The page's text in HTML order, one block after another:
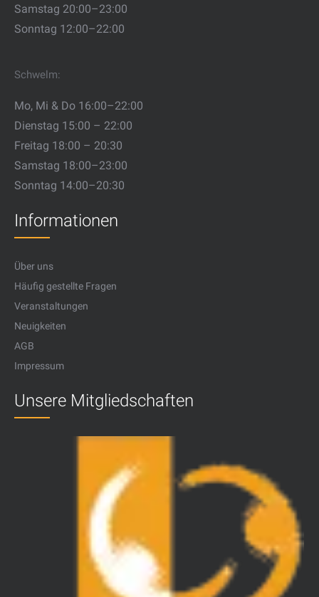
Samstag 20:00–23:00
Sonntag 12:00–22:00
Schwelm:
Mo, Mi & Do 16:00–22:00
Dienstag 15:00 – 22:00
Freitag 18:00 – 20:30
Samstag 18:00–23:00
Sonntag 14:00–20:30
Informationen
Über uns
Häufig gestellte Fragen
Veranstaltungen
Neuigkeiten
AGB
Impressum
Unsere Mitgliedschaften